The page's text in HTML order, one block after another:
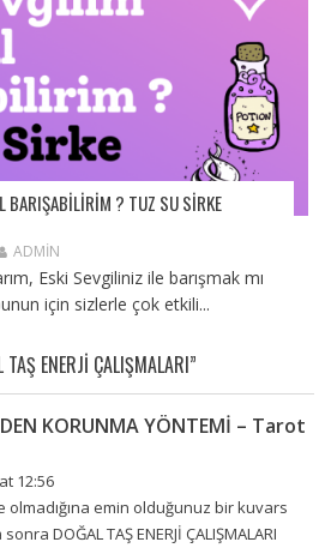
BARIŞABILIRIM ? TUZ SU SIRKE
ADMIN
Eski Sevgiliniz ile barışmak mı
için sizlerle çok etkili...
ENERJİ ÇALIŞMALARI”
KORUNMA YÖNTEMİ – Tarot
12:56
emin olduğunuz bir kuvars
DOĞAL TAŞ ENERJİ ÇALIŞMALARI